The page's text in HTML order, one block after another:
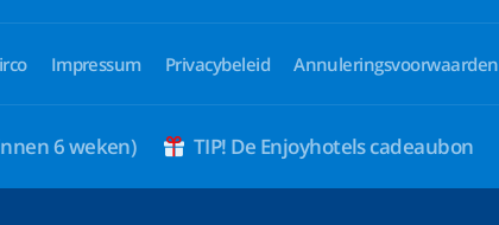
Impressum Privacybeleid Annuleringsvoorwaarden
6 weken) TIP! De Enjoyhotels cadeaubon